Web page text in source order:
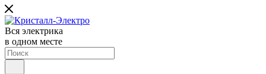
Вся электрика
в одном месте